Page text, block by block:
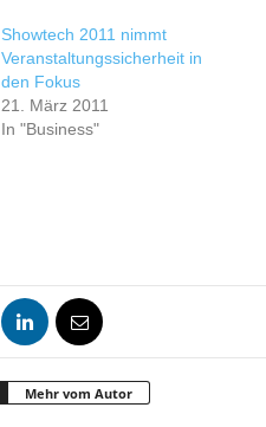
Showtech 2011 nimmt
Veranstaltungssicherheit in
den Fokus
21. März 2011
In "Business"
Mehr vom Autor